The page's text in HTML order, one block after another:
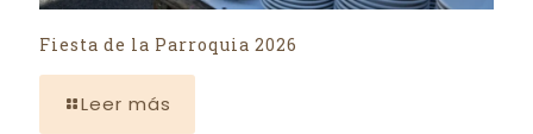
Fiesta de la Parroquia 2026
Leer más